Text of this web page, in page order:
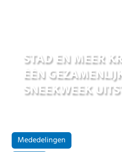
STAD EN MEER
ÉÉN
SNEEKWEEK
Mededelingen